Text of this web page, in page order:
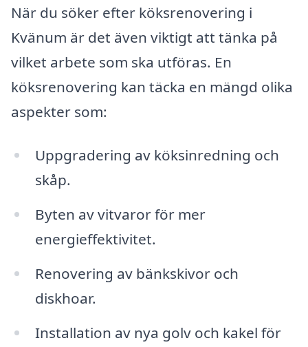
När du söker efter köksrenovering i
Kvänum är det även viktigt att tänka på
vilket arbete som ska utföras. En
köksrenovering kan täcka en mängd olika
aspekter som:
Uppgradering av köksinredning och
skåp.
Byten av vitvaror för mer
energieffektivitet.
Renovering av bänkskivor och
diskhoar.
Installation av nya golv och kakel för